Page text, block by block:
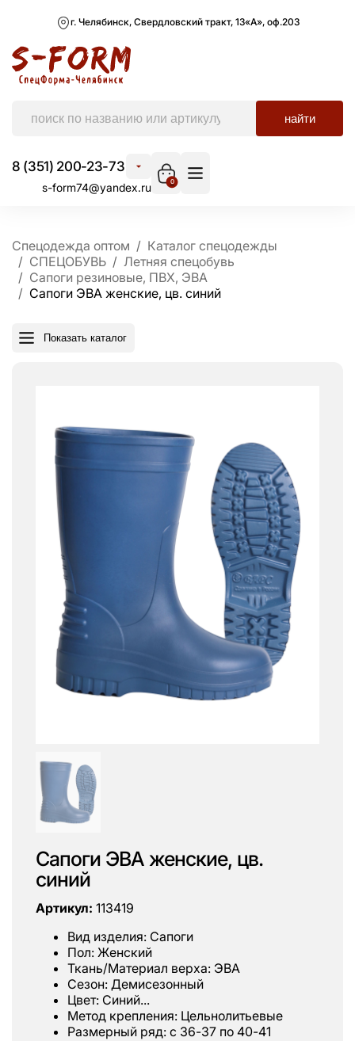
г. Челябинск, Свердловский тракт, 13«А», оф.203
найти
8 (351) 200-23-73
s-form74@yandex.ru 0
Спецодежда оптом
Каталог спецодежды
СПЕЦОБУВЬ
Летняя спецобувь
Сапоги резиновые, ПВХ, ЭВА
Сапоги ЭВА женские, цв. синий
Показать каталог
Сапоги ЭВА женские, цв.
синий
Артикул: 113419
Вид изделия: Сапоги
Пол: Женский
Ткань/Материал верха: ЭВА
Сезон: Демисезонный
Цвет: Синий...
Метод крепления: Цельнолитьевые
Размерный ряд: с 36-37 по 40-41